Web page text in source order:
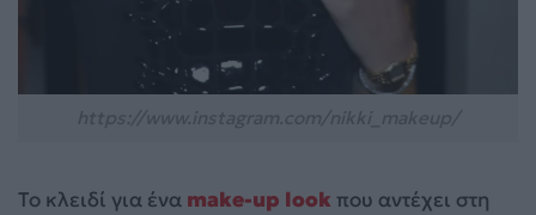
Το κλειδί για ένα make-up look που αντέχει στη